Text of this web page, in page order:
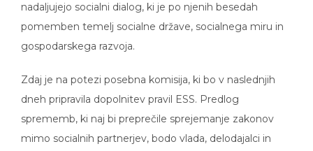
nadaljujejo socialni dialog, ki je po njenih besedah
pomemben temelj socialne države, socialnega miru in
gospodarskega razvoja.
Zdaj je na potezi posebna komisija, ki bo v naslednjih
dneh pripravila dopolnitev pravil ESS. Predlog
sprememb, ki naj bi preprečile sprejemanje zakonov
mimo socialnih partnerjev, bodo vlada, delodajalci in